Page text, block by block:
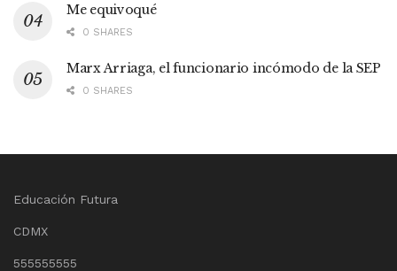
Me equivoqué
0 SHARES
Marx Arriaga, el funcionario incómodo de la SEP
0 SHARES
Educación Futura
CDMX
555555555